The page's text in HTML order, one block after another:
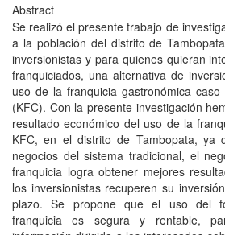
Abstract
Se realizó el presente trabajo de
a la población del distrito de
inversionistas y para quienes quieran
franquiciados, una alternativa de
uso de la franquicia gastronómica
(KFC). Con la presente investigación
resultado económico del uso de la
KFC, en el distrito de Tambopata, ya
negocios del sistema tradicional, el
franquicia logra obtener mejores
los inversionistas recuperen su
plazo. Se propone que el uso del
franquicia es segura y rentable,